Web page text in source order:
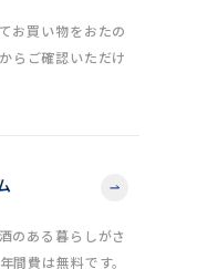
お買い物をおたの
らご確認いただけ
のある暮らしがさ
間費は無料です。